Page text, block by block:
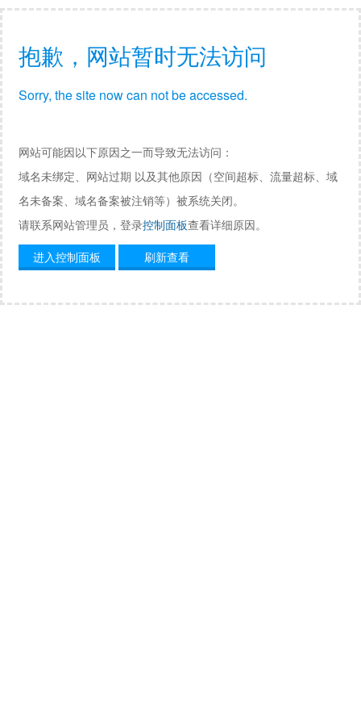
抱歉，网站暂时无法访问
Sorry, the site now can not be accessed.
网站可能因以下原因之一而导致无法访问：
域名未绑定、网站过期 以及其他原因（空间超标、流量超标、域
名未备案、域名备案被注销等）被系统关闭。
请联系网站管理员，登录控制面板查看详细原因。
进入控制面板
刷新查看